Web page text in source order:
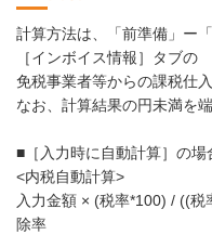
計算方法は、「前準備」ー
［インボイス情報］タブの
免税事業者等からの課税仕
なお、計算結果の円未満を
■［入力時に自動計算］の場
<内税自動計算>
入力金額 × (税率*100) / ((
除率